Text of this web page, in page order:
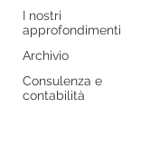
I nostri
approfondimenti
Archivio
Consulenza e
contabilità